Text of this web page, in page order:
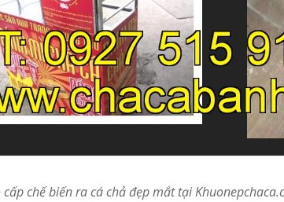
chế biến ra cá chả đẹp mắt tại